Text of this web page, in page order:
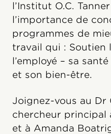
l’Institut O.C.
l’importance de
programmes de
travail qui : Soutien
l’employé – sa
et son bien-être.
Joignez-vous au Dr
chercheur principal
et à Amanda